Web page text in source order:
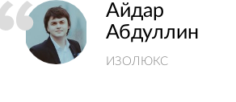
Айдар
Абдуллин
ИЗОЛЮКС